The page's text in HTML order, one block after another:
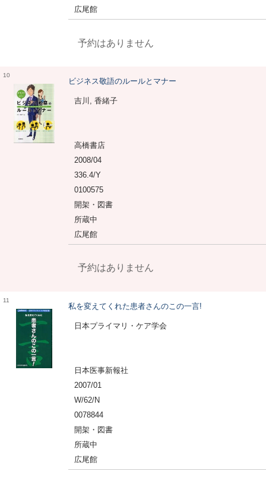
広尾館
予約はありません
10
ビジネス敬語のルールとマナー
吉川, 香緒子
高橋書店
2008/04
336.4/Y
0100575
開架・図書
所蔵中
広尾館
予約はありません
11
私を変えてくれた患者さんのこの一言!
日本プライマリ・ケア学会
日本医事新報社
2007/01
W/62/N
0078844
開架・図書
所蔵中
広尾館